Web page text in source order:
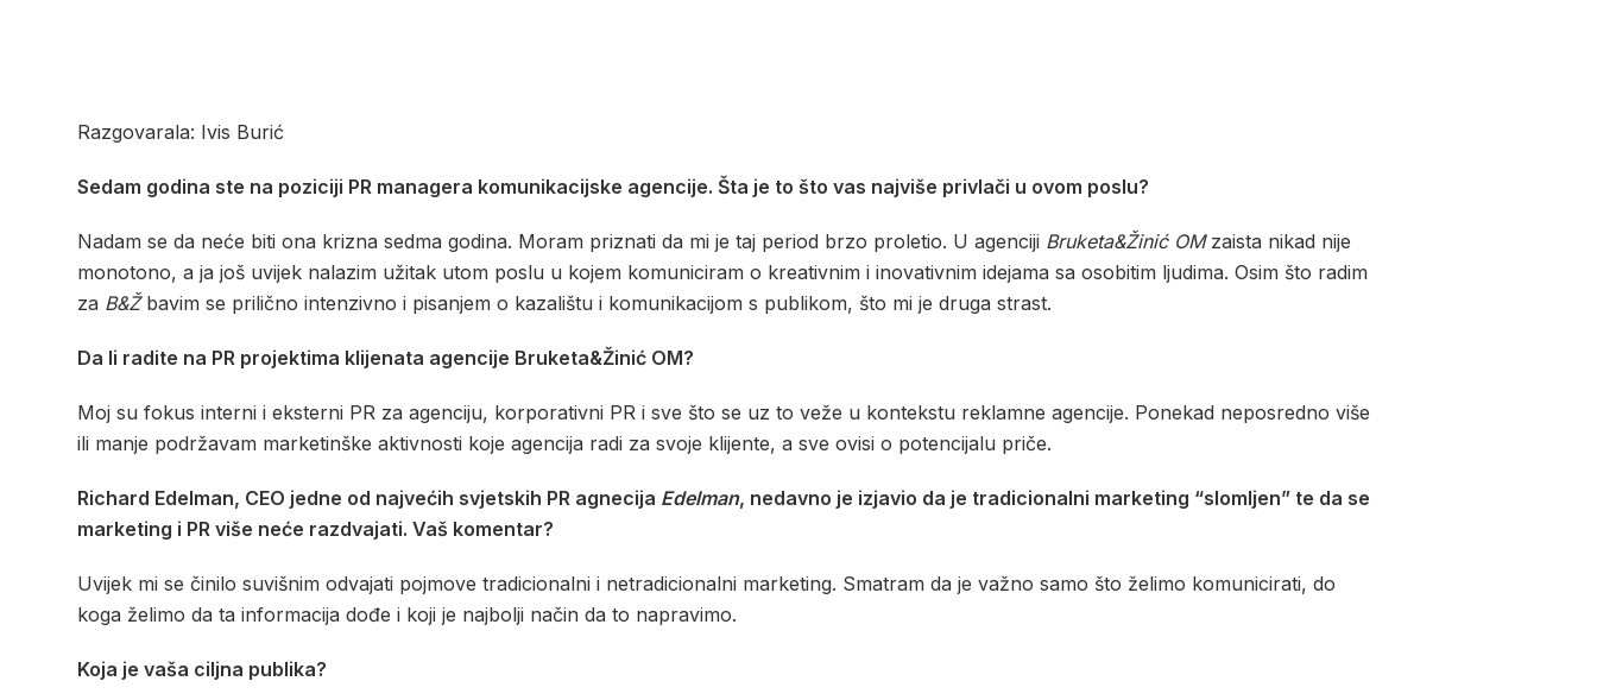
Razgovarala: Ivis Burić
Sedam godina ste na poziciji PR managera komunikacijske agencije. Šta je to što vas najviše privlači u ovom poslu?
Nadam se da neće biti ona krizna sedma godina. Moram priznati da mi je taj period brzo proletio. U agenciji Bruketa&Žinić OMzaista nikad nije
monotono, a ja još uvijek nalazim užitak utom poslu u kojem komuniciram o kreativnim i inovativnim idejama sa osobitim ljudima. Osim što radim
za B&Žbavim se prilično intenzivno i pisanjem o kazalištu i komunikacijom s publikom, što mi je druga strast.
Da li radite na PR projektima klijenata agencije Bruketa&Žinić OM?
Moj su fokus interni i eksterni PR za agenciju, korporativni PR i sve što se uz to veže u kontekstu reklamne agencije. Ponekad neposredno više
ili manje podržavam marketinške aktivnosti koje agencija radi za svoje klijente, a sve ovisi o potencijalu priče.
Richard Edelman, CEO jedne od najvećih svjetskih PR agnecija Edelman, nedavno je izjavio da je tradicionalni marketing “slomljen” te da se
marketing i PR više neće razdvajati. Vaš komentar?
Uvijek mi se činilo suvišnim odvajati pojmove tradicionalni i netradicionalni marketing. Smatram da je važno samo što želimo komunicirati, do
koga želimo da ta informacija dođe i koji je najbolji način da to napravimo.
Koja je vaša ciljna publika?